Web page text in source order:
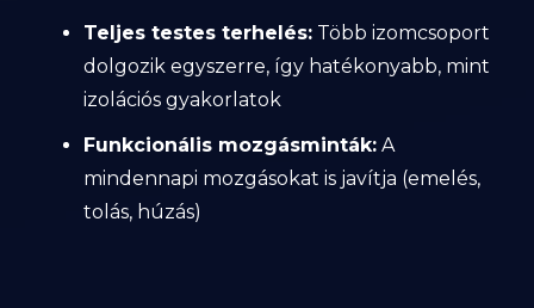
Teljes testes terhelés: Több izomcsoport
dolgozik egyszerre, így hatékonyabb, mint
izolációs gyakorlatok
Funkcionális mozgásminták: A
mindennapi mozgásokat is javítja (emelés,
tolás, húzás)